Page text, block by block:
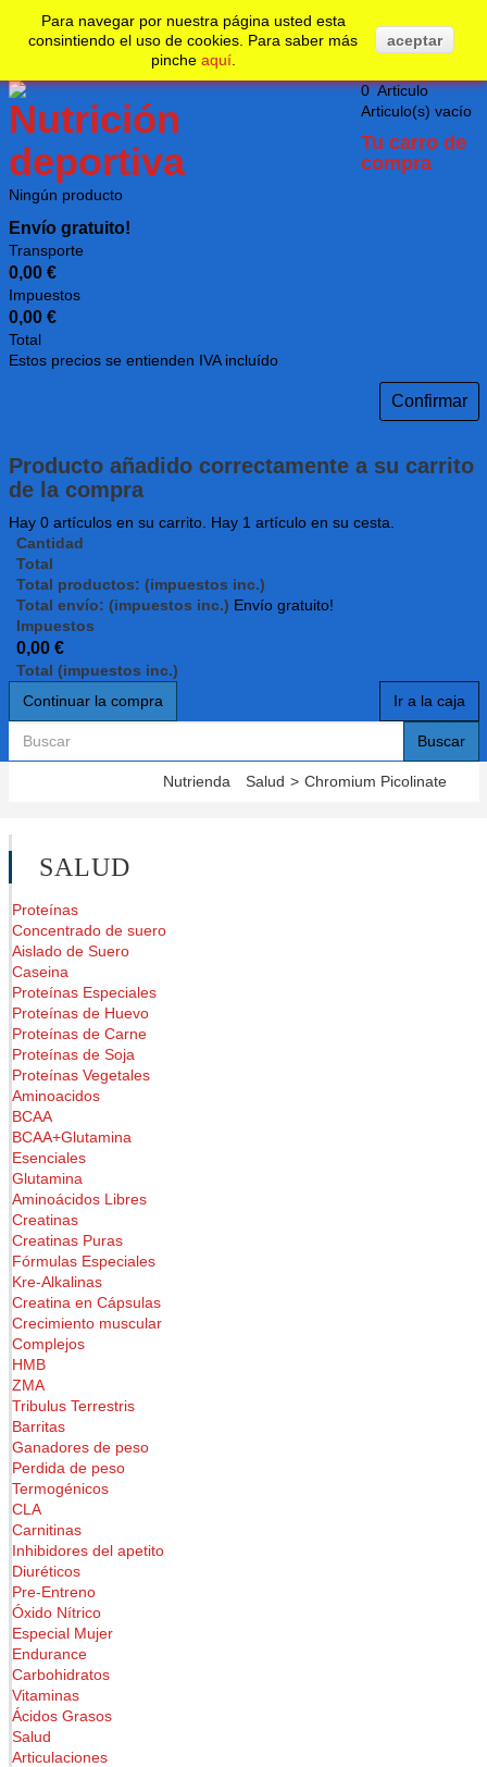
0Articulo
Articulo(s) vacío
Tu carro de
compra
Ningún producto
Envío gratuito!
Transporte
0,00 €
Impuestos
0,00 €
Total
Estos precios se entienden IVA incluído
Confirmar
Producto añadido correctamente a su carrito
de la compra
Hay 0artículos en su carrito. Hay 1 artículo en su cesta.
Cantidad
Total
Total productos: (impuestos inc.)
Total envío: (impuestos inc.) Envío gratuito!
Impuestos
0,00 €
Total (impuestos inc.)
Continuar la compra
Ir a la caja
Buscar
Nutrienda Salud > Chromium Picolinate
SALUD
Proteínas
Concentrado de suero
Aislado de Suero
Caseina
Proteínas Especiales
Proteínas de Huevo
Proteínas de Carne
Proteínas de Soja
Proteínas Vegetales
Aminoacidos
BCAA
BCAA+Glutamina
Esenciales
Glutamina
Aminoácidos Libres
Creatinas
Creatinas Puras
Fórmulas Especiales
Kre-Alkalinas
Creatina en Cápsulas
Crecimiento muscular
Complejos
HMB
ZMA
Tribulus Terrestris
Barritas
Ganadores de peso
Perdida de peso
Termogénicos
CLA
Carnitinas
Inhibidores del apetito
Diuréticos
Pre-Entreno
Óxido Nítrico
Especial Mujer
Endurance
Carbohidratos
Vitaminas
Ácidos Grasos
Salud
Articulaciones
Para navegar por nuestra página usted esta
consintiendo el uso de cookies. Para saber más
pinche aquí.
aceptar